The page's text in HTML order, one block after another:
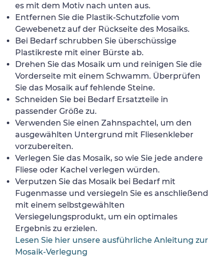
es mit dem Motiv nach unten aus.
Entfernen Sie die Plastik-Schutzfolie vom
Gewebenetz auf der Rückseite des Mosaiks.
Bei Bedarf schrubben Sie überschüssige
Plastikreste mit einer Bürste ab.
Drehen Sie das Mosaik um und reinigen Sie die
Vorderseite mit einem Schwamm. Überprüfen
Sie das Mosaik auf fehlende Steine.
Schneiden Sie bei Bedarf Ersatzteile in
passender Größe zu.
Verwenden Sie einen Zahnspachtel, um den
ausgewählten Untergrund mit Fliesenkleber
vorzubereiten.
Verlegen Sie das Mosaik, so wie Sie jede andere
Fliese oder Kachel verlegen würden.
Verputzen Sie das Mosaik bei Bedarf mit
Fugenmasse und versiegeln Sie es anschließend
mit einem selbstgewählten
Versiegelungsprodukt, um ein optimales
Ergebnis zu erzielen.
Lesen Sie hier unsere ausführliche Anleitung zur
Mosaik-Verlegung